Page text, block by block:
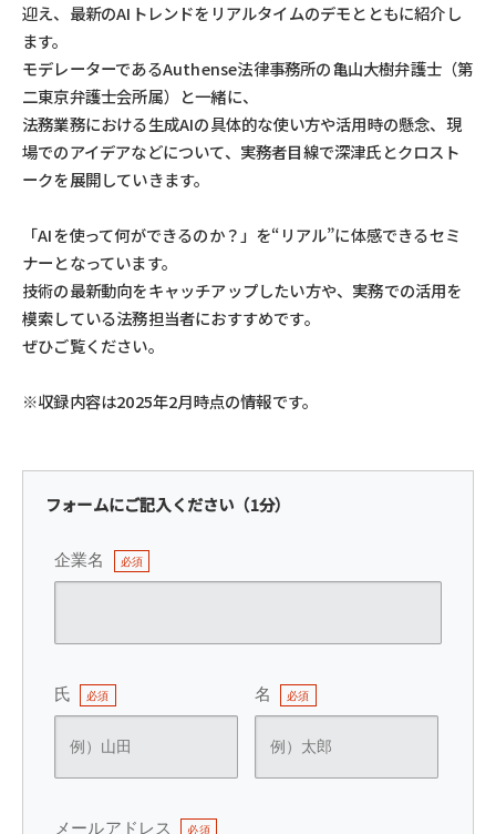
迎え、最新のAIトレンドをリアルタイムのデモとともに紹介し
ます。
モデレーターであるAuthense法律事務所の亀山大樹弁護士（第
二東京弁護士会所属）と一緒に、
法務業務における生成AIの具体的な使い方や活用時の懸念、現
場でのアイデアなどについて、実務者目線で深津氏とクロスト
ークを展開していきます。
「AIを使って何ができるのか？」を“リアル”に体感できるセミ
ナーとなっています。
技術の最新動向をキャッチアップしたい方や、実務での活用を
模索している法務担当者におすすめです。
ぜひご覧ください。
※収録内容は2025年2月時点の情報です。
フォームにご記入ください（1分）